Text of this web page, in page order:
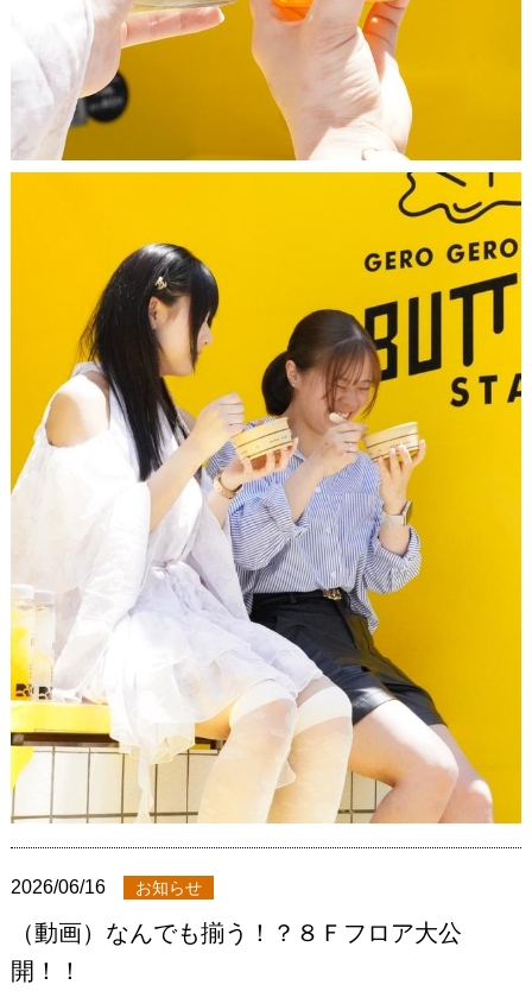
2026/06/16 お知らせ
（動画）なんでも揃う！？８Ｆフロア大公
開！！